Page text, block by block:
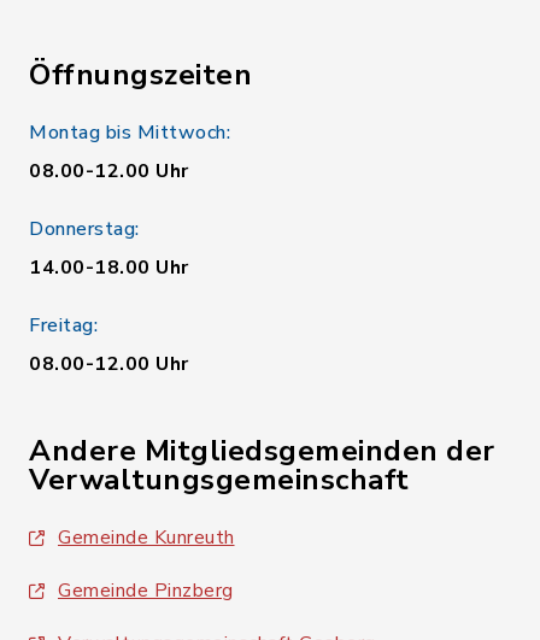
Öffnungszeiten
Montag bis Mittwoch:
08.00-12.00 Uhr
Donnerstag:
14.00-18.00 Uhr
Freitag:
08.00-12.00 Uhr
Andere Mitgliedsgemeinden der
Verwaltungsgemeinschaft
Gemeinde Kunreuth
Gemeinde Pinzberg